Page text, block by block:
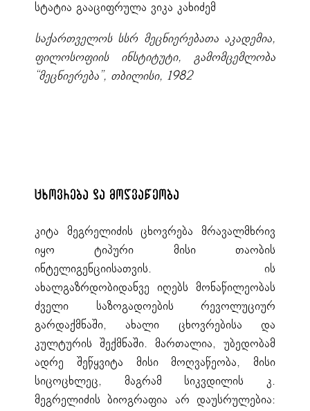
სტატია გააციფრულა ვიკა კახიძემ
საქართველოს სსრ მეცნიერებათა აკადემია,
ფილოსოფიის ინსტიტუტი, გამომცემლობა
“მეცნიერება”, თბილისი, 1982
ცხოვრება და მოღვაწეობა
კიტა მეგრელიძის ცხოვრება მრავალმხრივ
იყო ტიპური მისი თაობის
ინტელიგენციისათვის. ის
ახალგაზრდობიდანვე იღებს მონაწილეობას
ძველი საზოგადოების რევოლუციურ
გარდაქმნაში, ახალი ცხოვრებისა და
კულტურის შექმნაში. მართალია, უბედობამ
ადრე შეწყვიტა მისი მოღვაწეობა, მისი
სიცოცხლეც, მაგრამ სიკვდილის კ.
მეგრელიძის ბიოგრაფია არ დაუსრულებია: